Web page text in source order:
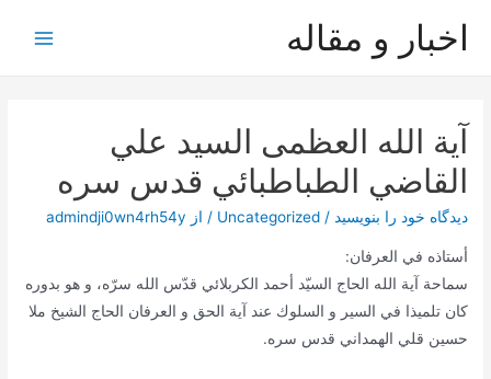
اخبار و مقاله
آية الله العظمى السيد علي
القاضي الطباطبائي قدس سره
دیدگاه‌ خود را بنویسید /
Uncategorized / از admindji0wn4rh54y
أستاذه في العرفان:
سماحة آية ‌الله الحاج السيّد أحمد الكربلائي قدّس الله سرّه، و هو بدوره
كان تلميذا في السير و السلوك عند آية الحق و العرفان الحاج الشيخ ملا
حسين قلي الهمداني قدس سره.